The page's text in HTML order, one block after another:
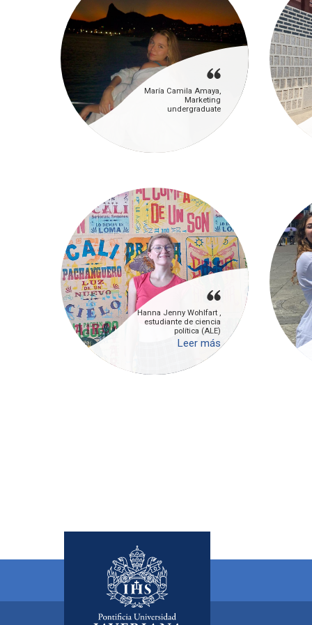
María Camila Amaya,
Marketing
undergraduate
Hanna Jenny Wohlfart ,
estudiante de ciencia
política (ALE)
Leer más